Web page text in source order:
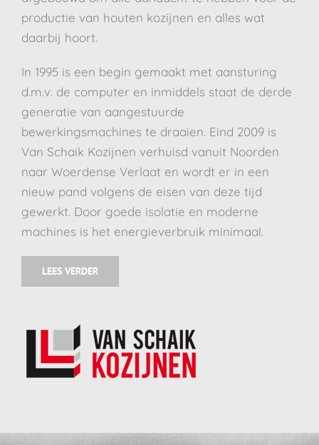
productie van houten kozijnen en alles wat
daarbij hoort.
In 1995 is een begin gemaakt met aansturing
d.m.v. de computer en inmiddels staat de derde
generatie van aangestuurde
bewerkingsmachines te draaien. Eind 2009 is
Van Schaik Kozijnen verhuisd vanuit Noorden
naar Woerdense Verlaat en wordt er in een
nieuw pand volgens de eisen van deze tijd
gewerkt. Door goede isolatie en moderne
machines is het energieverbruik minimaal.
LEES VERDER